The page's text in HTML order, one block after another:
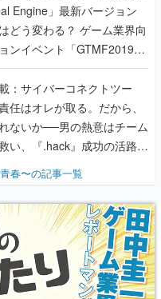
Engine」最新バージョン
どう変わる？ ゲーム業界向
ンイベント「GTMF2019」
理解を深めよう【PR】
：サイバーコネクトツー
任はオレが取る。だから、
ないか──男の熱意はチーム
い、『.hack』成功の活路を
』色だった【若ゲのいた
春〜の記事一覧